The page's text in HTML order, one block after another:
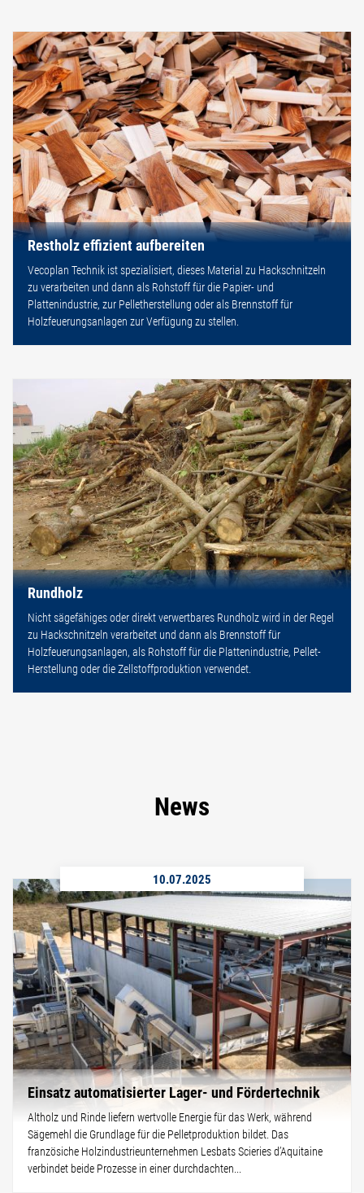
Restholz effizient aufbereiten
Vecoplan Technik ist spezialisiert, dieses Material zu Hackschnitzeln
zu verarbeiten und dann als Rohstoff für die Papier- und
Plattenindustrie, zur Pelletherstellung oder als Brennstoff für
Holzfeuerungsanlagen zur Verfügung zu stellen.
Rundholz
Nicht sägefähiges oder direkt verwertbares Rundholz wird in der Regel
zu Hackschnitzeln verarbeitet und dann als Brennstoff für
Holzfeuerungsanlagen, als Rohstoff für die Plattenindustrie, Pellet-
Herstellung oder die Zellstoffproduktion verwendet.
News
10.07.2025
Einsatz automatisierter Lager- und Fördertechnik
Altholz und Rinde liefern wertvolle Energie für das Werk, während
Sägemehl die Grundlage für die Pelletproduktion bildet. Das
französiche Holzindustrieunternehmen Lesbats Scieries d’Aquitaine
verbindet beide Prozesse in einer durchdachten...